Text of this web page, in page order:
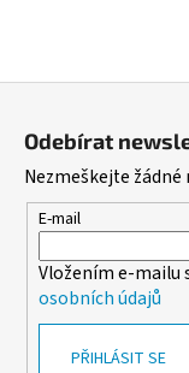
Odebírat
Nezmeškejte žádné
E-mail
Vložením e-mailu
osobních údajů
PŘIHLÁSIT SE